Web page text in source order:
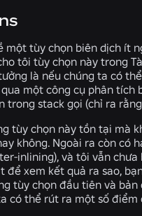
một tùy chọn biên dịch ít
tôi tùy chọn này trong
là nếu chúng ta có
một công cụ phân
trong stack gọi (chỉ ra
tùy chọn này tồn tại mà
không. Ngoài ra còn có
inlining), và tôi vẫn
xem kết quả ra sao,
tùy chọn đầu tiên và
có thể rút ra một số điểm